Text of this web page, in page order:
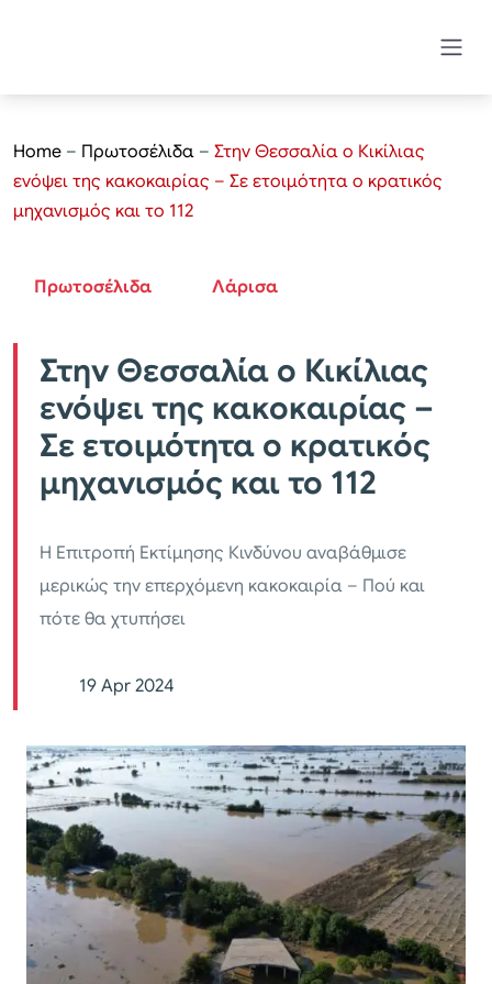
Home – Πρωτοσέλιδα – Στην Θεσσαλία ο Κικίλιας
ενόψει της κακοκαιρίας – Σε ετοιμότητα ο κρατικός
μηχανισμός και το 112
Πρωτοσέλιδα Λάρισα
Στην Θεσσαλία ο Κικίλιας
ενόψει της κακοκαιρίας –
Σε ετοιμότητα ο κρατικός
μηχανισμός και το 112
Η Επιτροπή Εκτίμησης Κινδύνου αναβάθμισε
μερικώς την επερχόμενη κακοκαιρία – Πού και
πότε θα χτυπήσει
19 Apr 2024